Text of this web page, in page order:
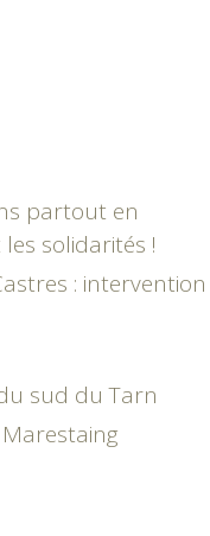
partout en
solidarités !
: intervention
sud du Tarn
Marestaing